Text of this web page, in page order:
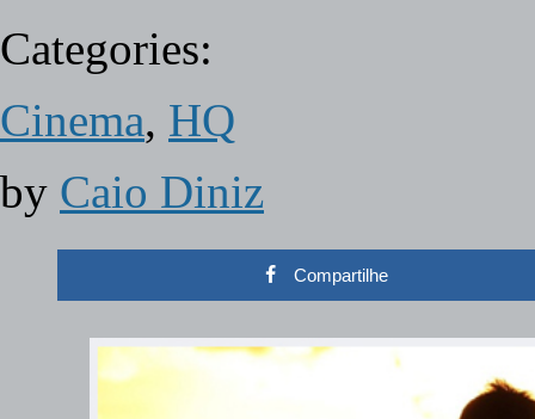
Categories:
Cinema, HQ
by Caio Diniz
Compartilhe